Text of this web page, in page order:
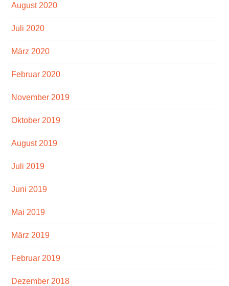
August 2020
Juli 2020
März 2020
Februar 2020
November 2019
Oktober 2019
August 2019
Juli 2019
Juni 2019
Mai 2019
März 2019
Februar 2019
Dezember 2018